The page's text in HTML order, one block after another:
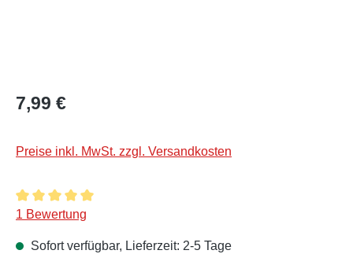
Regulärer Preis:
7,99 €
Preise inkl. MwSt. zzgl. Versandkosten
Durchschnittliche Bewertung von 5 von 5 Sternen
1 Bewertung
Sofort verfügbar, Lieferzeit: 2-5 Tage